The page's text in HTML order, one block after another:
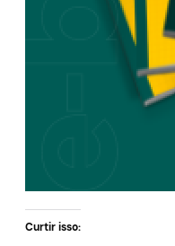
Curtir isso: